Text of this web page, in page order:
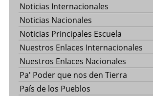
Noticias Internacionales
Noticias Nacionales
Noticias Principales Escuela
Nuestros Enlaces Internacionales
Nuestros Enlaces Nacionales
Pa' Poder que nos den Tierra
País de los Pueblos